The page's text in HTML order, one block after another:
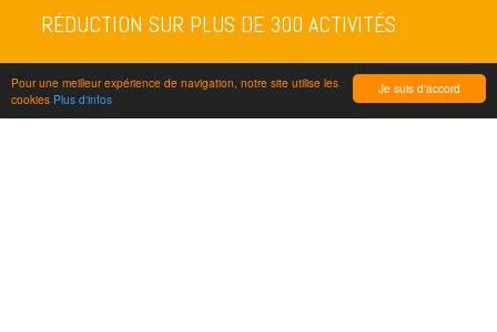
Je suis d'accord
Pour une meilleur expérience de navigation, notre site utilise les
cookies Plus d'infos
RÉDUCTION SUR PLUS DE 300 ACTIVITÉS